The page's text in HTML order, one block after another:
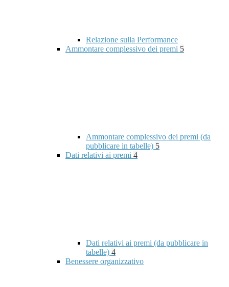
Relazione sulla Performance
Ammontare complessivo dei premi 5
Ammontare complessivo dei premi (da
pubblicare in tabelle) 5
Dati relativi ai premi 4
Dati relativi ai premi (da pubblicare in
tabelle) 4
Benessere organizzativo